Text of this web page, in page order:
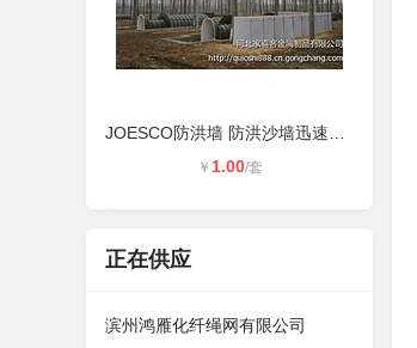
￥ 1.00/套
正在供应
滨州鸿雁化纤绳网有限公司